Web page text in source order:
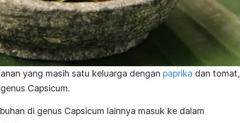
yang masih satu keluarga dengan paprika dan tomat,
Capsicum.
di genus Capsicum lainnya masuk ke dalam